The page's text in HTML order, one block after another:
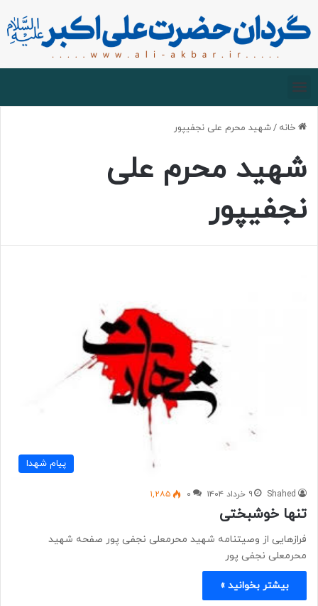
خانه /شهید محرم علی نجفیپور
شهید محرم علی
نجفیپور
پیام شهدا
Shahed ۹ خرداد ۱۴۰۴ ۰ ۱,۲۸۵
تنها خوشبختی
فرازهایی از وصیتنامه شهید محرمعلی نجفی پور صفحه شهید
محرمعلی نجفی پور
بیشتر بخوانید »